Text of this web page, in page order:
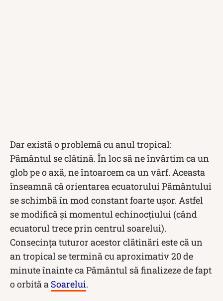
Dar există o problemă cu anul tropical:
Pământul se clătină. În loc să ne învârtim ca un
glob pe o axă, ne întoarcem ca un vârf. Aceasta
înseamnă că orientarea ecuatorului Pământului
se schimbă în mod constant foarte ușor. Astfel
se modifică și momentul echinocțiului (când
ecuatorul trece prin centrul soarelui).
Consecința tuturor acestor clătinări este că un
an tropical se termină cu aproximativ 20 de
minute înainte ca Pământul să finalizeze de fapt
o orbită a Soarelui.